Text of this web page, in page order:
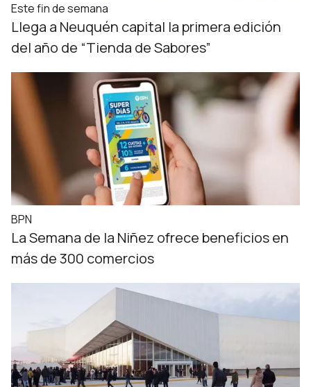
Este fin de semana
Llega a Neuquén capital la primera edición
del año de “Tienda de Sabores”
BPN
La Semana de la Niñez ofrece beneficios en
más de 300 comercios